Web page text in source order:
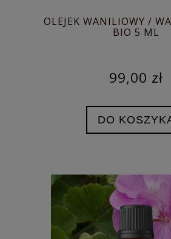
OLEJEK WANILIOWY /
BIO 5 ML
99,00 zł
DO